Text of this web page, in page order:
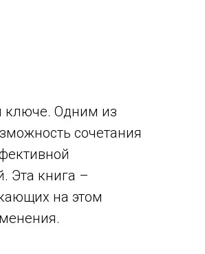
ключе. Одним из
сочетания
Эта книга –
на этом